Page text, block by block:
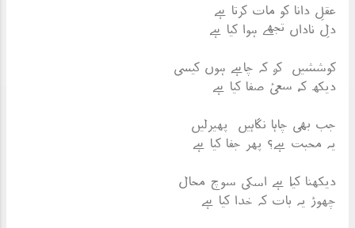
عقلِ دانا کو مات کرتا ہے
دلِ ناداں تجھے ہوا کیا ہے
کوششیں کر، کہ چاہے ہوں کیسی
دیکھ کہ، سعیٔ صفا کیا ہے
جب بھی چاہا نگاہیں پھیرلیں
یہ محبت ہے؟ پھر جفا کیا ہے
دیکھنا کیا، ہے اسکی سوچ محال
چھوڑ یہ بات کہ خدا کیا ہے